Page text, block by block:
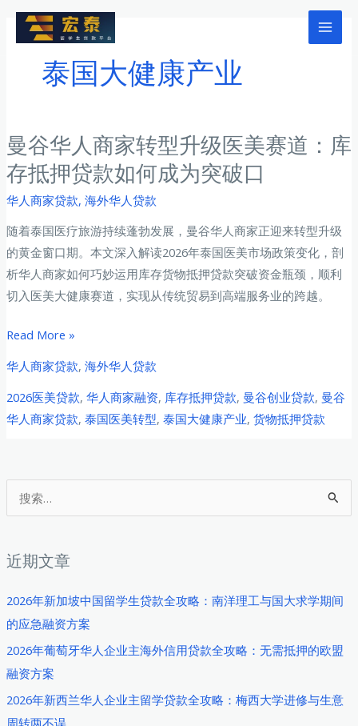
Main
索
近期文章
2026年新加坡中国留学生贷款全攻略：南洋理工与国大求学期间
的应急融资方案
2026年葡萄牙华人企业主海外信用贷款全攻略：无需抵押的欧盟
融资方案
2026年新西兰华人企业主留学贷款全攻略：梅西大学进修与生意
周转两不误
泰国大健康产业
曼谷华人商家转型升级医美赛道：库
存抵押贷款如何成为突破口
华人商家贷款, 海外华人贷款
随着泰国医疗旅游持续蓬勃发展，曼谷华人商家正迎来转型升级
的黄金窗口期。本文深入解读2026年泰国医美市场政策变化，剖
析华人商家如何巧妙运用库存货物抵押贷款突破资金瓶颈，顺利
切入医美大健康赛道，实现从传统贸易到高端服务业的跨越。
曼
华
人
商
型
医
美
赛
道：
存
抵
押
Read More »
华人商家贷款, 海外华人贷款
2026医美贷款, 华人商家融资, 库存抵押贷款, 曼谷创业贷款, 曼谷
华人商家贷款, 泰国医美转型, 泰国大健康产业, 货物抵押贷款